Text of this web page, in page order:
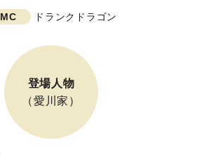
MC ドランクドラゴン
登場人物
（愛川家）